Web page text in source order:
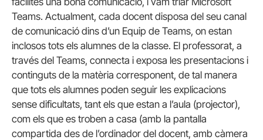
Teams. Actualment, cada docent disposa del seu canal
de comunicació dins d’un Equip de Teams, on estan
inclosos tots els alumnes de la classe. El professorat, a
través del Teams, connecta i exposa les presentacions i
continguts de la matèria corresponent, de tal manera
que tots els alumnes poden seguir les explicacions
sense dificultats, tant els que estan a l’aula (projector),
com els que es troben a casa (amb la pantalla
compartida des de l’ordinador del docent, amb càmera